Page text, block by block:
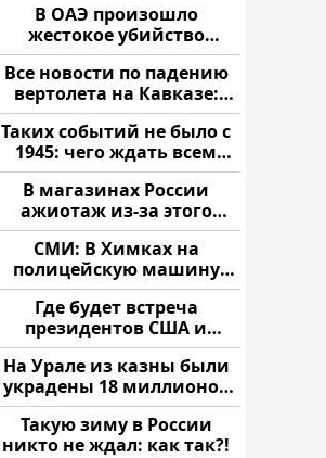
В ОАЭ произошло
жестокое убийство
криптомиллионера
Все новости по падению
вертолета на Кавказе:
читать здесь
Таких событий не было с
1945: чего ждать всем
нам?
В магазинах России
ажиотаж из-за этого
продукта: что купить?
СМИ: В Химках на
полицейскую машину
напали и подожгли.
Где будет встреча
президентов США и
России: Европа?
На Урале из казны были
украдены 18 миллионов
рублей
Такую зиму в России
никто не ждал: как так?!